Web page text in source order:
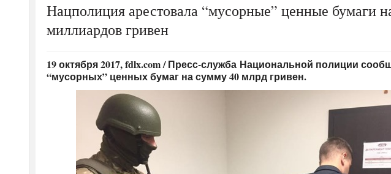
Нацполиция арестовала “мусорные” ценные бумаги
миллиардов гривен
19 октября 2017, fdlx.com / Пресс-служба Национальной полиции
“мусорных” ценных бумаг на сумму 40 млрд гривен.